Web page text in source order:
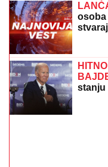
osoba
stanju